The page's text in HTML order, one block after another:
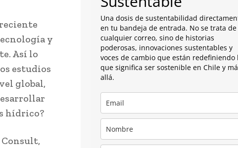
y
Así lo
estudios
global,
hídrico?
Una dosis de sustentabilidad
en tu bandeja de entrada. No se trata de
cualquier correo, sino de historias
poderosas, innovaciones sustentables y
voces de cambio que están redefiniendo
que significa ser sostenible en Chile y
allá.